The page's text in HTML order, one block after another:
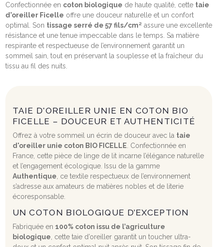
Confectionnée en coton biologique de haute qualité, cette taie
d'oreiller Ficelle offre une douceur naturelle et un confort
optimal. Son tissage serré de 57 fils/cm² assure une excellente
résistance et une tenue impeccable dans le temps. Sa matière
respirante et respectueuse de l’environnement garantit un
sommeil sain, tout en préservant la souplesse et la fraîcheur du
tissu au fil des nuits.
TAIE D'OREILLER UNIE EN COTON BIO
FICELLE – DOUCEUR ET AUTHENTICITÉ
Offrez à votre sommeil un écrin de douceur avec la taie
d'oreiller unie coton BIO FICELLE . Confectionnée en
France, cette pièce de linge de lit incarne l’élégance naturelle
et l’engagement écologique. Issu de la gamme
Authentique , ce textile respectueux de l’environnement
s’adresse aux amateurs de matières nobles et de literie
écoresponsable.
UN COTON BIOLOGIQUE D’EXCEPTION
Fabriquée en 100% coton issu de l’agriculture
biologique , cette taie d’oreiller garantit un toucher ultra-